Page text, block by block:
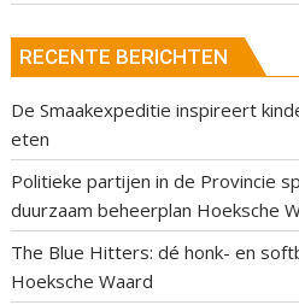
RECENTE BERICHTEN
De Smaakexpeditie inspireert
eten
Politieke partijen in de Provincie
duurzaam beheerplan Hoeksche
The Blue Hitters: dé honk- en
Hoeksche Waard